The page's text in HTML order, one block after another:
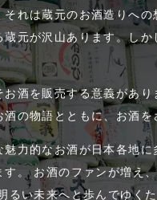
れは蔵元のお酒造りへ
元が沢山あります。し
酒を販売する意義があ
の物語とともに、お酒を
力的なお酒が日本各地
。 お酒のファンが増え
い未来へと歩んでゆく